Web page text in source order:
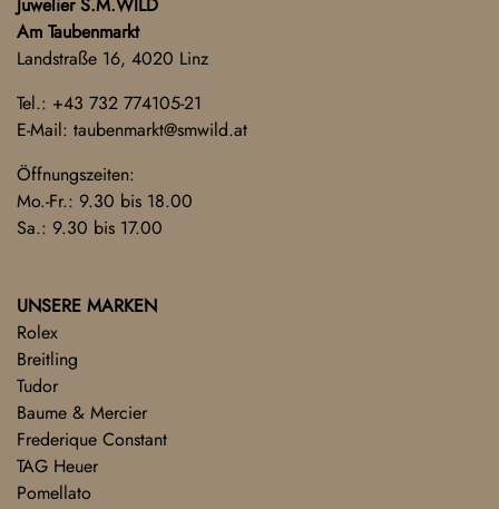
Am Taubenmarkt
Landstraße 16, 4020 Linz
Tel.: +43 732 774105-21
E-Mail: taubenmarkt@smwild.at
Öffnungszeiten:
Mo.-Fr.: 9.30 bis 18.00
Sa.: 9.30 bis 17.00
UNSERE MARKEN
Rolex
Breitling
Tudor
Baume & Mercier
Frederique Constant
TAG Heuer
Pomellato